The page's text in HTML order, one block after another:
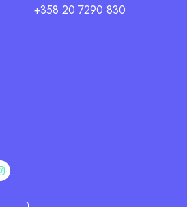
+358 20 7290 830